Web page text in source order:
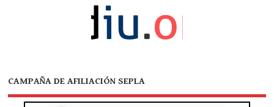
CAMPAÑA DE AFILIACIÓN SEPLA